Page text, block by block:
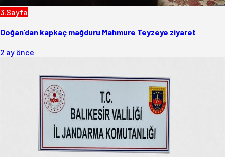
3.Sayfa
Doğan’dan kapkaç mağduru Mahmure Teyzeye ziyaret
2 ay önce